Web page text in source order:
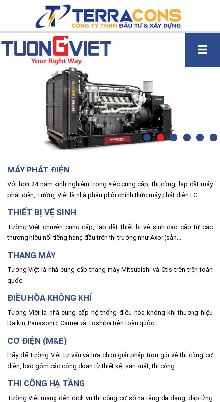
MÁY PHÁT ĐIỆN
Với hơn 24 năm kinh nghiệm trong việc cung cấp, thi công, lắp đặt máy
phát điện, Tường Việt là nhà phân phối chính thức máy phát điện FG...
THIẾT BỊ VỆ SINH
Tường Việt chuyên cung cấp, lắp đặt thiết bị vệ sinh cao cấp từ các
thương hiệu nổi tiếng hàng đầu trên thị trường như Axor (sản...
THANG MÁY
Tường Việt là nhà cung cấp thang máy Mitsubishi và Otis trên trên toàn
quốc
ĐIỀU HÒA KHÔNG KHÍ
Tường Việt là nhà cung cấp hệ thống điều hòa không khí thương hiệu
Daikin, Panasonic, Carrier và Toshiba trên toàn quốc
CƠ ĐIỆN (M&E)
Hãy để Tường Việt tư vấn và lựa chọn giải pháp trọn gói về thi công cơ
điện, bao gồm các công đoạn từ thiết kế, sản xuất, thi công...
THI CÔNG HẠ TẦNG
Tường Việt mang đến dịch vụ thi công cơ sở hạ tầng đa dạng, đáp ứng